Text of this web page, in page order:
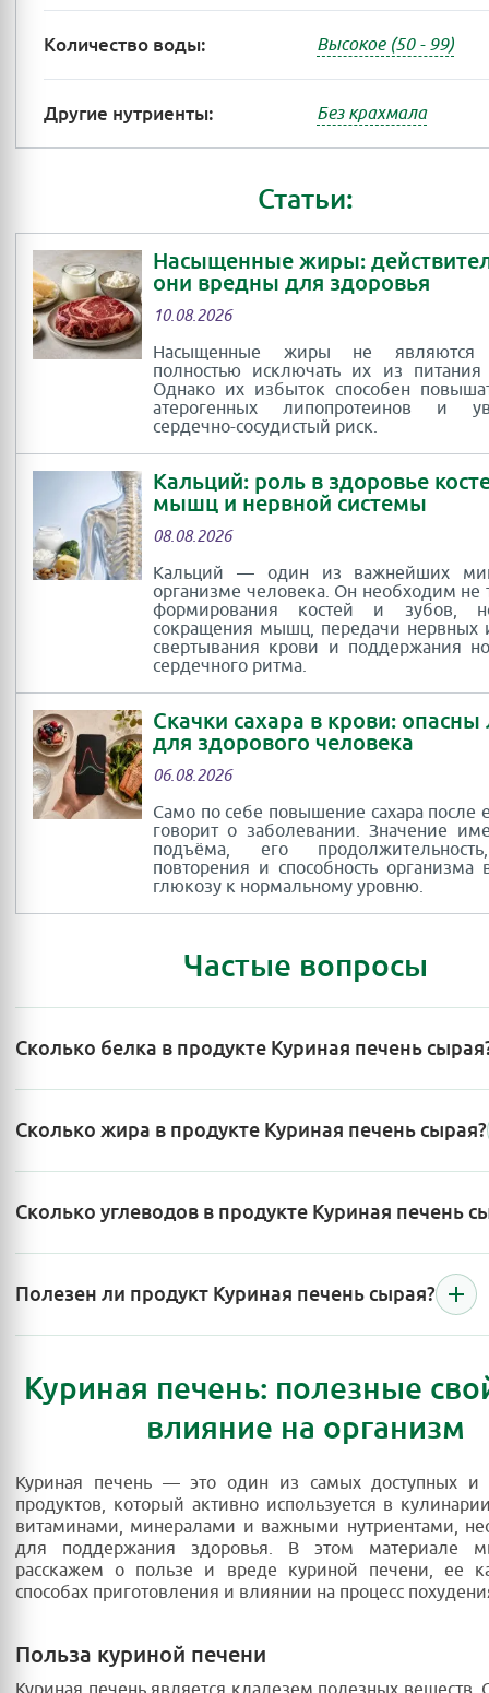
Количество воды: Высокое (50 - 99)
Другие нутриенты: Без крахмала
Статьи:
Насыщенные жиры:
они вредны для здоровья
10.08.2026
Насыщенные жиры не
полностью исключать их из
Однако их избыток способен
атерогенных липопротеинов и
сердечно-сосудистый риск.
Кальций: роль в здоровье
мышц и нервной системы
08.08.2026
Кальций — один из важнейших
организме человека. Он необходим не
формирования костей и зубов,
сокращения мышц, передачи нервных
свертывания крови и поддержания
сердечного ритма.
Скачки сахара в крови: опасны
для здорового человека
06.08.2026
Само по себе повышение сахара после
говорит о заболевании. Значение
подъёма, его
повторения и способность организма
глюкозу к нормальному уровню.
Частые вопросы
Сколько белка в продукте Куриная печень
Сколько жира в продукте Куриная печень сырая?
Сколько углеводов в продукте Куриная печень
Полезен ли продукт Куриная печень сырая?
Куриная печень: полезные
влияние на организм
Куриная печень — это один из самых доступных и
продуктов, который активно используется в
витаминами, минералами и важными нутриентами,
для поддержания здоровья. В этом материале
расскажем о пользе и вреде куриной печени, ее
способах приготовления и влиянии на процесс
Польза куриной печени